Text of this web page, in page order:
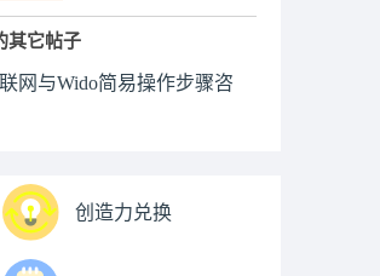
其它帖子
网与Wido简易操作步骤咨
创造力兑换